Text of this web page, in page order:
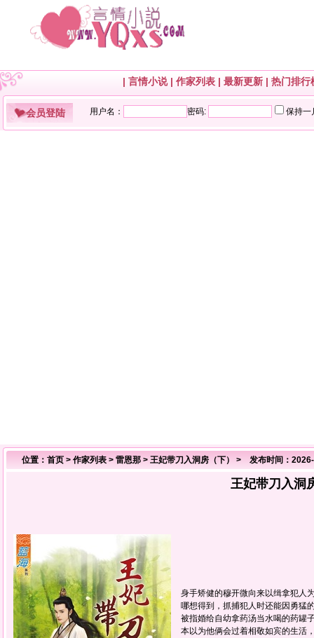
| 言情小说| 作家列表 | 最新更新 | 热门排行
会员登陆
位置： 首页 > 作家列表 > 雷恩那 > 王妃带刀入洞房（下） > 发布时间：
王妃带刀入
身手矫健的穆开微向来以缉拿犯人
哪想得到，抓捕犯人时还能因勇猛
被指婚给自幼拿药汤当水喝的药罐
本以为他俩会过着相敬如宾的生活